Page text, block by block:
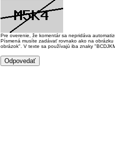
Pre overenie, že komentár sa nepridáva
Písmená musíte zadávať rovnako ako na
obrázok". V texte sa používajú iba znaky